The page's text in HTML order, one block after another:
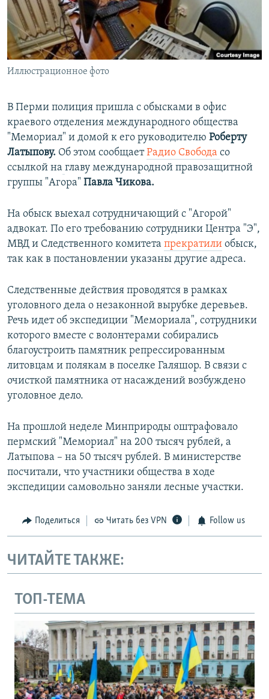
ПОБЕДИТЕЛЕЙ НЕ СУДЯТ?
КРЫМ.НЕПОКОРЕННЫЙ
ELIFBE
УКРАИНСКАЯ ПРОБЛЕМА КРЫМА
ПРИСОЕДИНЯЙТЕСЬ!
Иллюстрационное фото
В Перми полиция пришла с обысками в офис
краевого отделения международного общества
"Мемориал" и домой к его руководителю Роберту
Латыпову. Об этом сообщаетРадио Свобода со
ссылкой на главу международной правозащитной
группы "Агора" Павла Чикова.
На обыск выехал сотрудничающий с "Агорой"
адвокат. По его требованию сотрудники Центра "Э",
МВД и Следственного комитета прекратили обыск,
так как в постановлении указаны другие адреса.​
Следственные действия проводятся в рамках
уголовного дела о незаконной вырубке деревьев.
Речь идет об экспедиции "Мемориала", сотрудники
которого вместе с волонтерами собирались
благоустроить памятник репрессированным
литовцам и полякам в поселке Галяшор. В связи с
очисткой памятника от насаждений возбуждено
уголовное дело.
На прошлой неделе Минприроды оштрафовало
пермский "Мемориал" на 200 тысяч рублей, а
Латыпова – на 50 тысяч рублей. В министерстве
посчитали, что участники общества в ходе
экспедиции самовольно заняли лесные участки.
Поделиться Читать без VPN Follow us
ЧИТАЙТЕ ТАКЖЕ:
ТОП-ТЕМА